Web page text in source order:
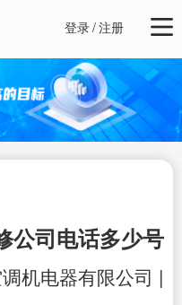
登录/注册
公司电话多少号
机电器有限公司 |